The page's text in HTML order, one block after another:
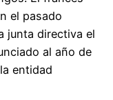
el pasado
junta directiva el
al año de
entidad